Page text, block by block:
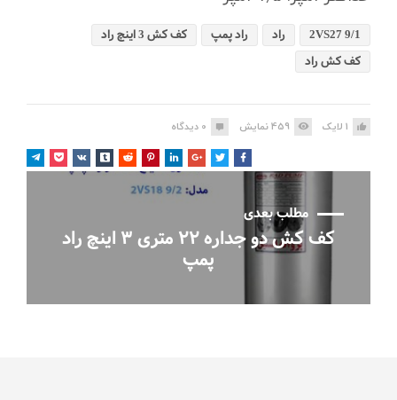
2VS27 9/1 راد راد پمپ
کف کش 3 اینچ راد
کف کش راد
1 لایک 459نمایش 0 دیدگاه
مطلب بعدی
کف کش دو جداره ۲۲ متری ۳ اینچ راد
پمپ